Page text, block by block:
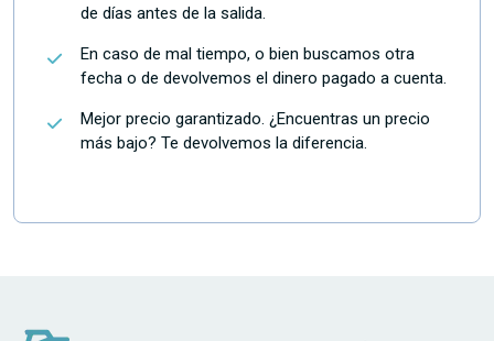
de días antes de la salida.
En caso de mal tiempo, o bien buscamos otra
fecha o de devolvemos el dinero pagado a cuenta.
Mejor precio garantizado. ¿Encuentras un precio
más bajo? Te devolvemos la diferencia.